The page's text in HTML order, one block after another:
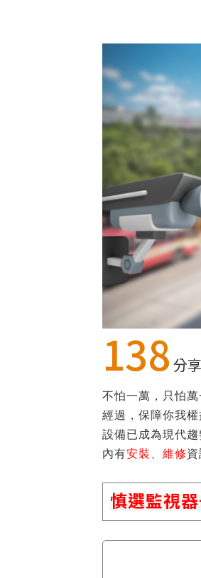
138 分享
不怕一萬，只怕
經過，保障你我
設備已成為現代
內有安裝、維修
慎選監視